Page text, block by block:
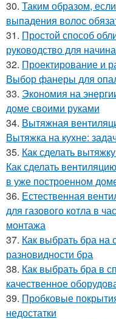
30. Таким образом,
выпадения волос
31. Простой способ
руководство для
32. Проектирование и
Выбор фанеры для
33. Экономия на
доме своими руками
34. Вытяжная
Вытяжка на кухне:
35. Как сделать
Как сделать
в уже построенном
36. Естественная
для газового котла в
монтажа
37. Как выбрать бра на
разновидности бра
38. Как выбрать бра в
качественное
39. Пробковые
недостатки